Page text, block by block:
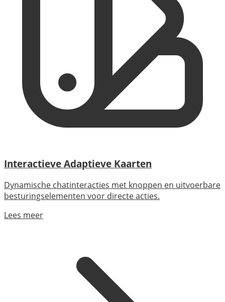
Interactieve Adaptieve Kaarten
Dynamische chatinteracties met knoppen en uitvoerbare
besturingselementen voor directe acties.
Lees meer